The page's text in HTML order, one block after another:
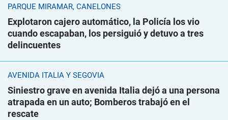
PARQUE MIRAMAR, CANELONES
Explotaron cajero automático, la Policía los vio
cuando escapaban, los persiguió y detuvo a tres
delincuentes
AVENIDA ITALIA Y SEGOVIA
Siniestro grave en avenida Italia dejó a una persona
atrapada en un auto; Bomberos trabajó en el
rescate